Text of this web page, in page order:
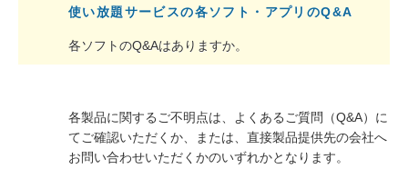
使い放題サービスの各ソフト・アプリのQ&A
各ソフトのQ&Aはありますか。
各製品に関するご不明点は、よくあるご質問（Q&A）に
てご確認いただくか、または、直接製品提供先の会社へ
お問い合わせいただくかのいずれかとなります。